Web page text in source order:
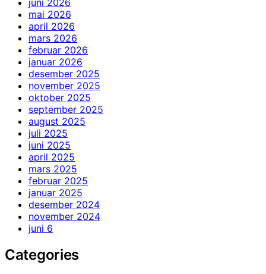
mai 2026
april 2026
mars 2026
februar 2026
januar 2026
desember 2025
november 2025
oktober 2025
september 2025
august 2025
juli 2025
juni 2025
april 2025
mars 2025
februar 2025
januar 2025
desember 2024
november 2024
juni 6
Categories